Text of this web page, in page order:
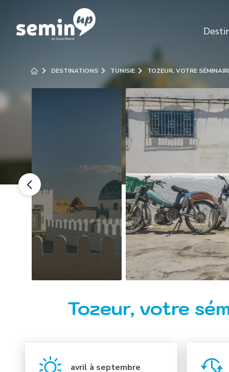
DESTINATIONS TUNISIE TOZEUR, VOTRE
Tozeur, votre
avril à septembre